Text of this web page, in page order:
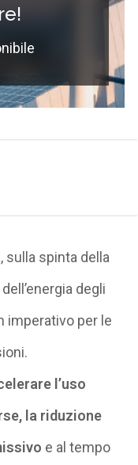
spinta della
degli
imperativo per le
l’uso
, la riduzione
e al tempo